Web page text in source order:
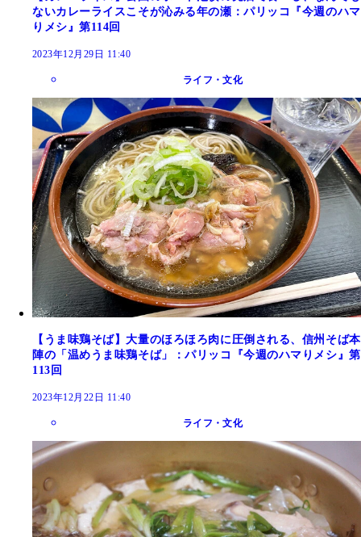
ないカレーライスこそが沁みる年の瀬：パリッコ『今週のハマ
りメシ』第114回
2023年12月29日 11:40
ライフ・文化
【うま味鶏そば】大量のほろほろ肉に圧倒される、信州そば本
陣の「温めうま味鶏そば」：パリッコ『今週のハマりメシ』第
113回
2023年12月22日 11:40
ライフ・文化